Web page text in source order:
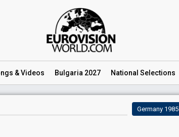
& Videos Bulgaria 2027 National Selections
Germany 1985